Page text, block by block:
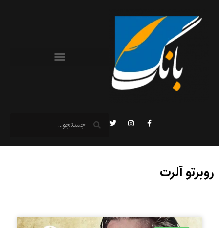
روبرتو آلرت